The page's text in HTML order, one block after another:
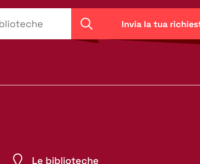
Cerca
Invia la tua
Le biblioteche